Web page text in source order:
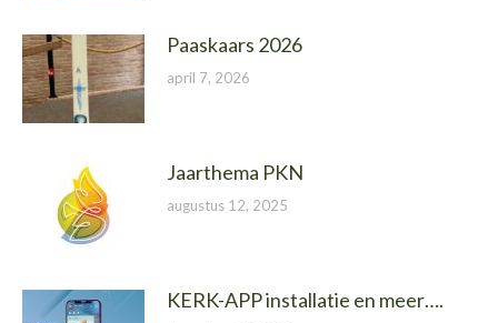
Paaskaars 2026
april 7, 2026
Jaarthema PKN
augustus 12, 2025
KERK-APP installatie en meer….